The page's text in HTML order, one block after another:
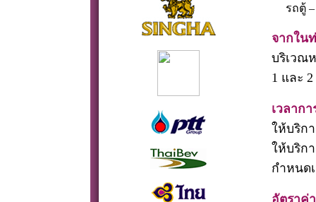
รถตู้
จากใน
บริเวณ
1 และ 2
เวลาก
ให้บริก
ให้บริก
กำหนด
อัตราค่